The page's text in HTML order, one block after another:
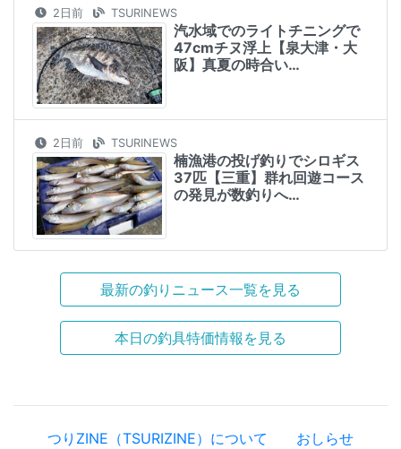
2日前 TSURINEWS
汽水域でのライトチニングで
47cmチヌ浮上【泉大津・大
阪】真夏の時合い…
2日前 TSURINEWS
楠漁港の投げ釣りでシロギス
37匹【三重】群れ回遊コース
の発見が数釣りへ…
最新の釣りニュース一覧を見る
本日の釣具特価情報を見る
つりZINE（TSURIZINE）について おしらせ